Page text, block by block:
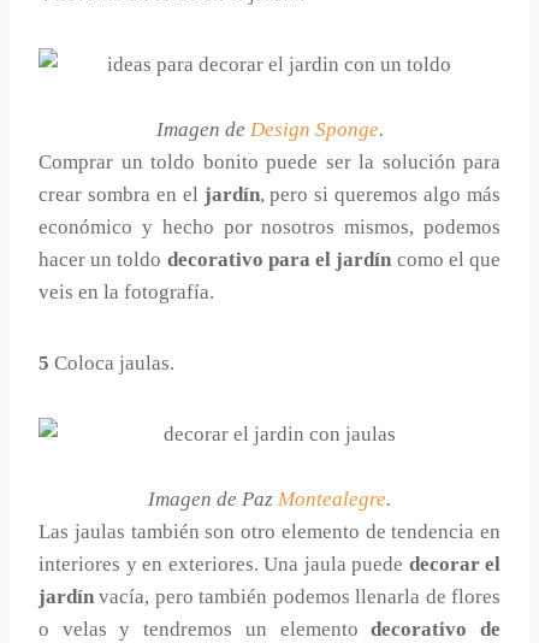
Imagen de Design Sponge.
Comprar un toldo bonito puede ser la solución para
crear sombra en el jardín, pero si queremos algo más
económico y hecho por nosotros mismos, podemos
hacer un toldo decorativo para el jardín como el que
veis en la fotografía.
5 Coloca jaulas.
Imagen de Paz Montealegre.
Las jaulas también son otro elemento de tendencia en
interiores y en exteriores. Una jaula puede decorar el
jardín vacía, pero también podemos llenarla de flores
o velas y tendremos un elementodecorativo de